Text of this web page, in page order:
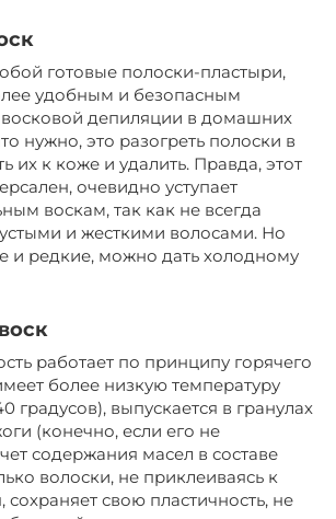
готовые полоски-пластыри,
удобным и безопасным
депиляции в домашних
нужно, это разогреть полоски в
их к коже и удалить. Правда, этот
очевидно уступает
воскам, так как не всегда
и жесткими волосами. Но
и редкие, можно дать холодному
работает по принципу горячего
более низкую температуру
градусов), выпускается в гранулах
(конечно, если его не
содержания масел в составе
волоски, не приклеиваясь к
сохраняет свою пластичность, не